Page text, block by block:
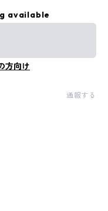
available
方向け
通報する